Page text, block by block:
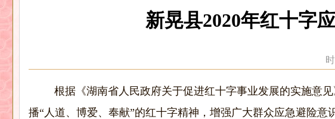
新晃县2020年红十字
根据《湖南省人民政府关于促进红十字事业发展的实施意
播“人道、博爱、奉献”的红十字精神，增强广大群众应急避险